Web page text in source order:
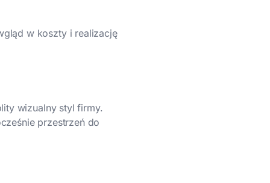
w koszty i realizację
wizualny styl firmy.
przestrzeń do